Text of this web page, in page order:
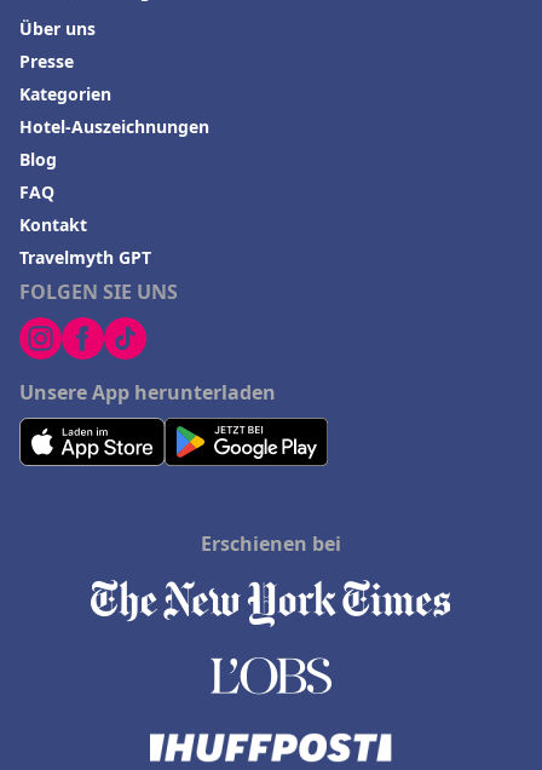
FOLGEN SIE UNS
Unsere App herunterladen
Über uns
Presse
Kategorien
Hotel-Auszeichnungen
Blog
FAQ
Kontakt
Travelmyth GPT
Erschienen bei